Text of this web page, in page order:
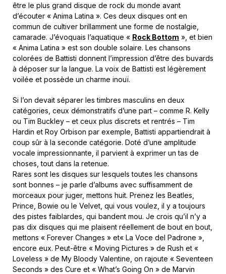
être le plus grand disque de rock du monde avant
d’écouter « Anima Latina ». Ces deux disques ont en
commun de cultiver brillamment une forme de nostalgie,
camarade. J’évoquais l’aquatique « Rock Bottom », et bien
« Anima Latina » est son double solaire. Les chansons
colorées de Battisti donnent l’impression d’être des buvards
à déposer sur la langue. La voix de Battisti est légèrement
voilée et possède un charme inouï.
Si l’on devait séparer les timbres masculins en deux
catégories, ceux démonstratifs d’une part – comme R. Kelly
ou Tim Buckley – et ceux plus discrets et rentrés – Tim
Hardin et Roy Orbison par exemple, Battisti appartiendrait à
coup sûr à la seconde catégorie. Doté d’une amplitude
vocale impressionnante, il parvient à exprimer un tas de
choses, tout dans la retenue.
Rares sont les disques sur lesquels toutes les chansons
sont bonnes – je parle d’albums avec suffisamment de
morceaux pour juger, mettons huit. Prenez les Beatles,
Prince, Bowie ou le Velvet, qui vous voulez, il y a toujours
des pistes faiblardes, qui bandent mou. Je crois qu’il n’y a
pas dix disques qui me plaisent réellement de bout en bout,
mettons « Forever Changes » et« La Voce del Padrone »,
encore eux. Peut-être « Moving Pictures » de Rush et «
Loveless » de My Bloody Valentine, on rajoute « Seventeen
Seconds » des Cure et « What’s Going On » de Marvin